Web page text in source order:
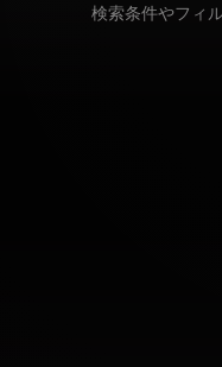
検索条件やフィ